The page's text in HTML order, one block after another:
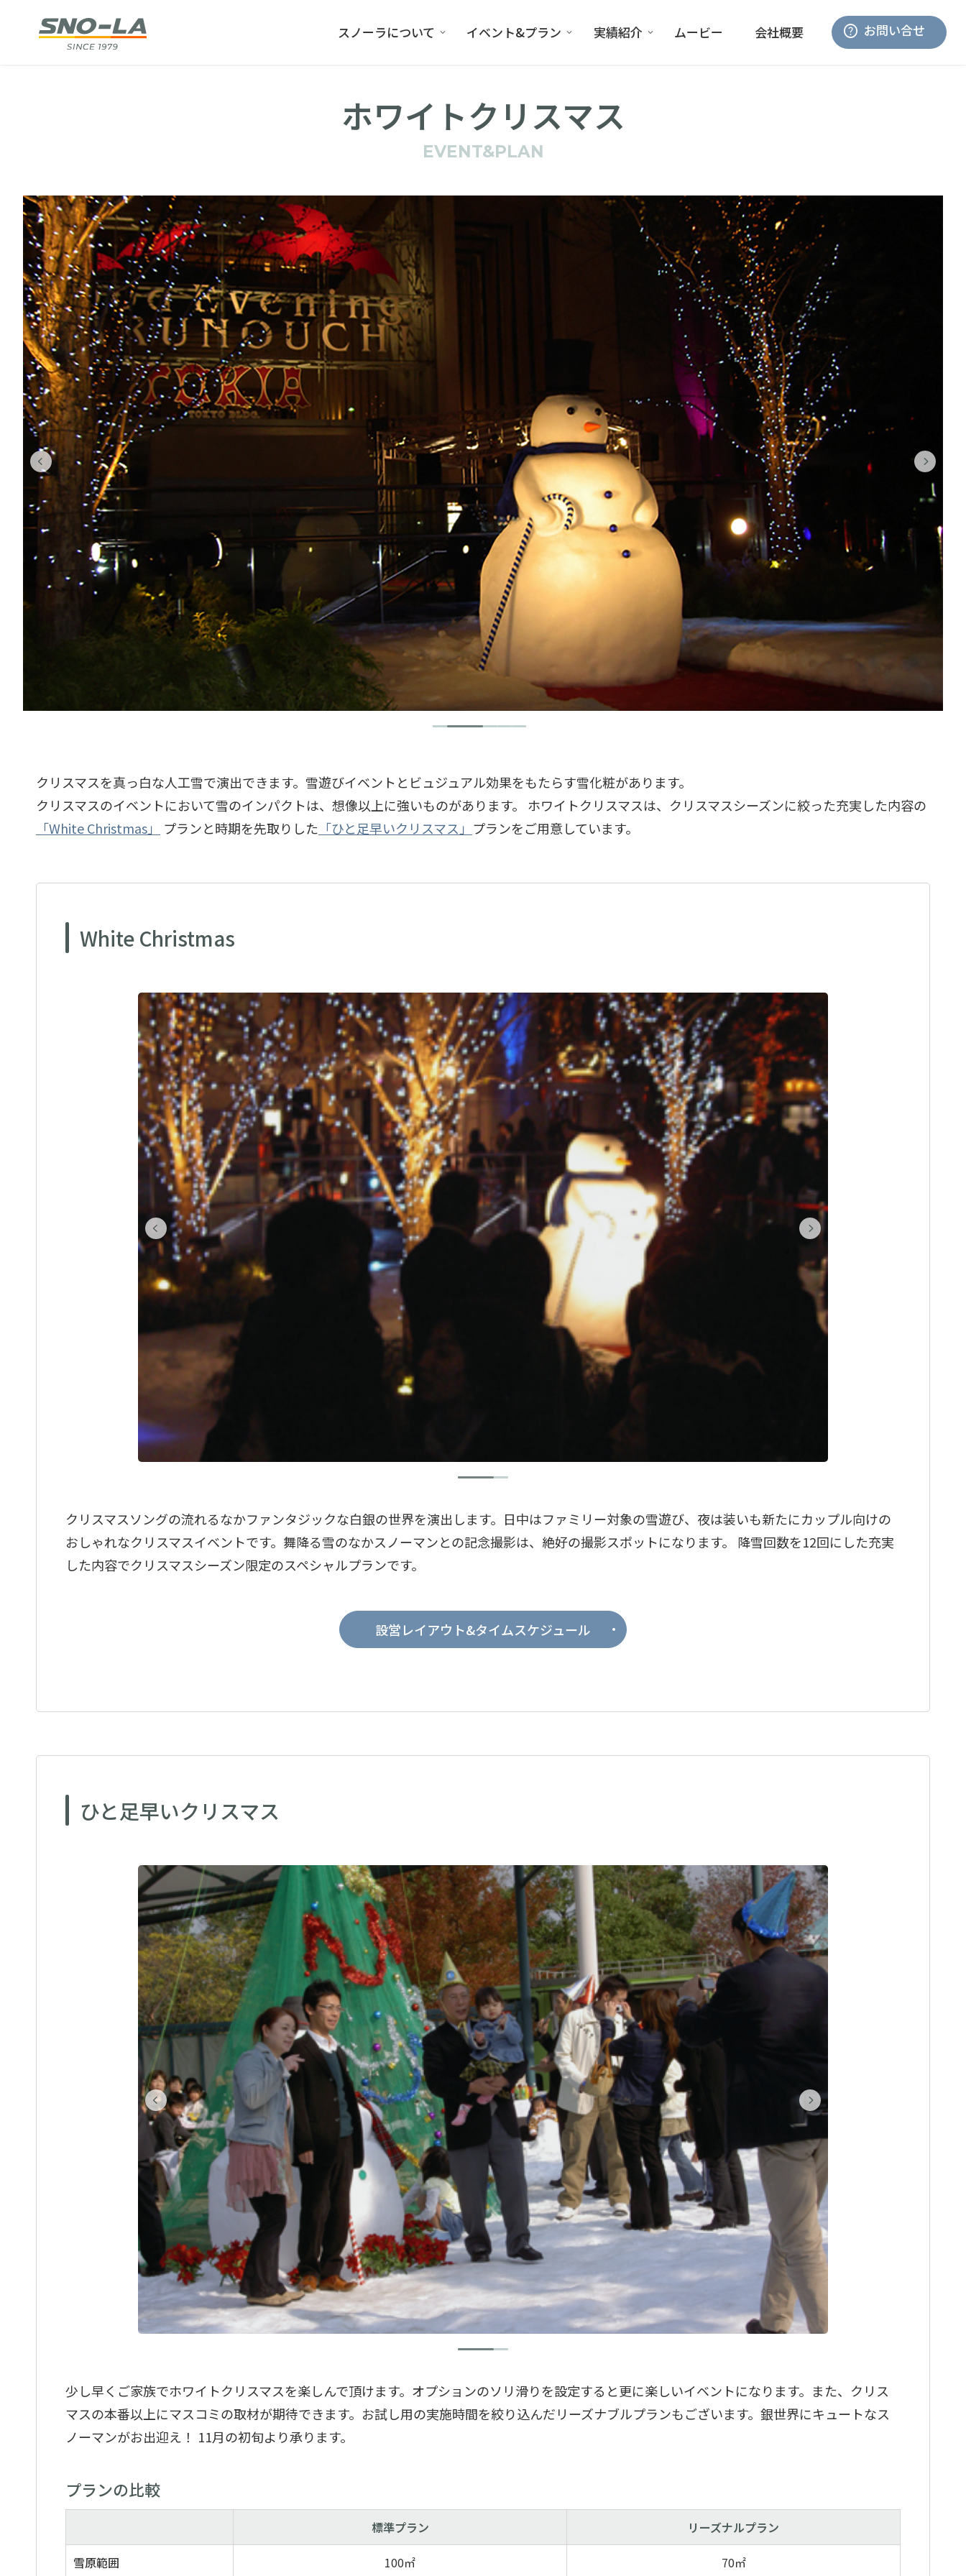
スノーラについて イベント&プラン 実績紹介 ムービー 会社概要 お問い合せ
ホワイトクリスマス
EVENT&PLAN
クリスマスを真っ白な人工雪で演出できます。雪遊びイベントとビュジュアル効果をもたらす雪化粧があります。
クリスマスのイベントにおいて雪のインパクトは、想像以上に強いものがあります。 ホワイトクリスマスは、クリスマスシーズンに絞った充実した内容の
「White Christmas」
プランと時期を先取りした 「ひと足早いクリスマス」 プランをご用意しています。
White Christmas
クリスマスソングの流れるなかファンタジックな白銀の世界を演出します。日中はファミリー対象の雪遊び、夜は装いも新たにカップル向けの
おしゃれなクリスマスイベントです。舞降る雪のなかスノーマンとの記念撮影は、絶好の撮影スポットになります。 降雪回数を12回にした充実
した内容でクリスマスシーズン限定のスペシャルプランです。
設営レイアウト&タイムスケジュール
ひと足早いクリスマス
少し早くご家族でホワイトクリスマスを楽しんで頂けます。オプションのソリ滑りを設定すると更に楽しいイベントになります。また、クリス
マスの本番以上にマスコミの取材が期待できます。お試し用の実施時間を絞り込んだリーズナブルプランもございます。銀世界にキュートなス
ノーマンがお出迎え！ 11月の初旬より承ります。
プランの比較
標準プラン リーズナルプラン
雪原範囲 100㎡ 70㎡